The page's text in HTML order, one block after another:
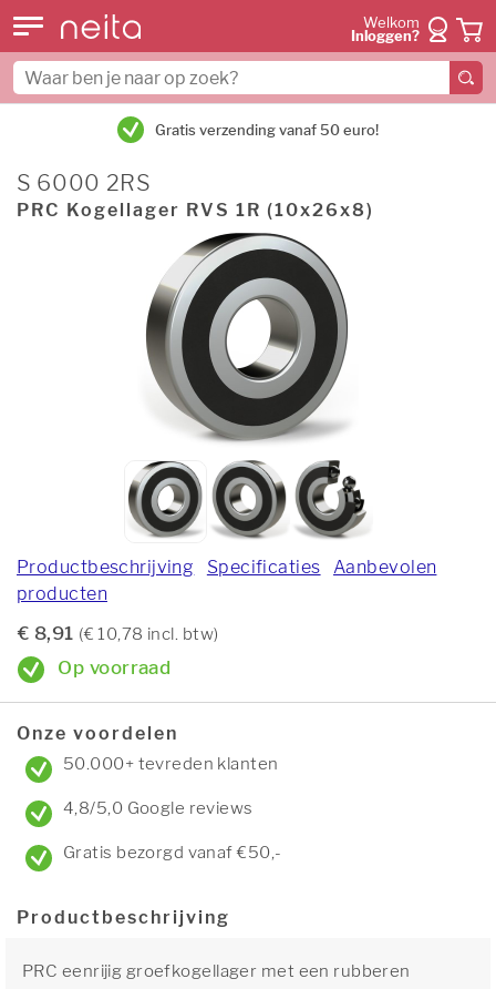
Welkom
Inloggen?
Gratis verzending vanaf 50 euro!
S 6000 2RS
PRC Kogellager RVS 1R (10x26x8)
Productbeschrijving Specificaties
Aanbevolen
producten
€ 8,91 (€ 10,78 incl. btw)
Op voorraad
Onze voordelen
50.000+ tevreden klanten
4,8/5,0 Google reviews
Gratis bezorgd vanaf €50,-
Productbeschrijving
PRC eenrijig groefkogellager met een rubberen